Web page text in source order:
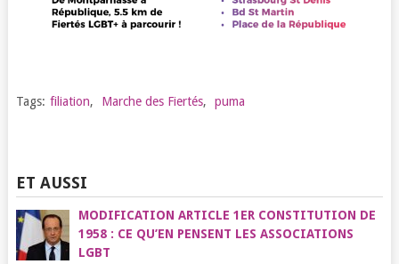
Tags: filiation, Marche des Fiertés, puma
ET AUSSI
MODIFICATION ARTICLE 1ER CONSTITUTION DE
1958 : CE QU’EN PENSENT LES ASSOCIATIONS
LGBT